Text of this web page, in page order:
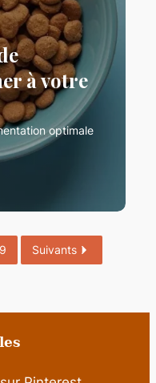
à votre
optimale
Suivants